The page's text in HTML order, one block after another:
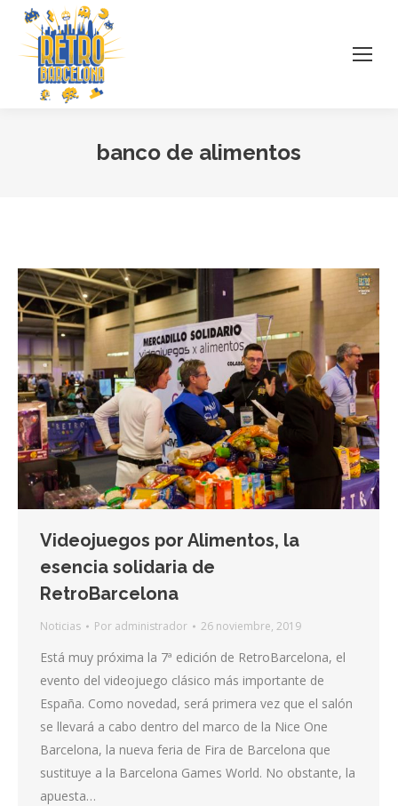
banco de alimentos
Videojuegos por Alimentos, la
esencia solidaria de
RetroBarcelona
Noticias Por administrador 26 noviembre, 2019
Está muy próxima la 7ª edición de RetroBarcelona, el
evento del videojuego clásico más importante de
España. Como novedad, será primera vez que el salón
se llevará a cabo dentro del marco de la Nice One
Barcelona, la nueva feria de Fira de Barcelona que
sustituye a la Barcelona Games World. No obstante, la
apuesta…